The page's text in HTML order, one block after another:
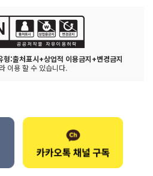
형:출처표시+상업적 이용금지+변경금지
이용 할 수 있습니다.